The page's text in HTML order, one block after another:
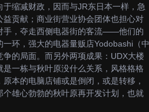
缩减财政，因而与JR东日本一样，急
贡献；商业街营业协会团体也担心对
手，夺走西侧电器街的客流——他们的
环，强大的电器量贩店Yodobashi（中
的局面。而另外两项成果：UDX大楼
一栋与秋叶原没什么关系，风格格格
本的电脑店铺或是倒闭，或是转移，
雄心勃勃的秋叶原再开发计划，也就